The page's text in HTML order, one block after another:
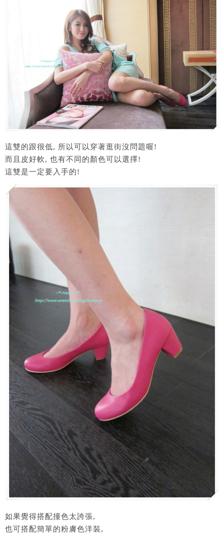
這雙的跟很低, 所以可以穿著逛街沒問題喔!
而且皮好軟, 也有不同的顏色可以選擇!
這雙是一定要入手的!
如果覺得搭配撞色太誇張,
也可搭配簡單的粉膚色洋裝,